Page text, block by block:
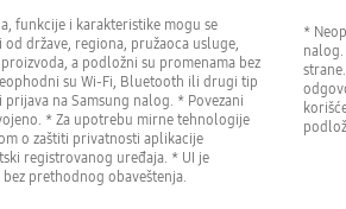
funkcije i karakteristike mogu se
od države, regiona, pružaoca usluge,
a podložni su promenama bez
su Wi-Fi, Bluetooth ili drugi tip
prijava na Samsung nalog. * Povezani
* Za upotrebu mirne tehnologije
o zaštiti privatnosti aplikacije
registrovanog uređaja. * UI je
prethodnog obaveštenja.
*